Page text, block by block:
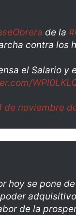
de la
contra los
el Salario y
de noviembre
hoy se pone
de la